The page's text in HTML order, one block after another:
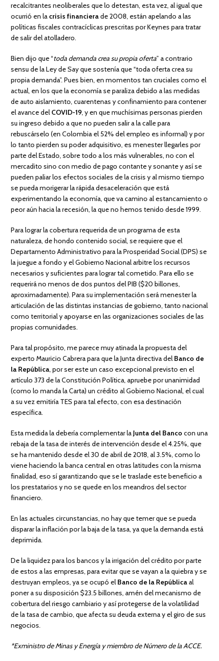
recalcitrantes neoliberales que lo detestan, esta vez, al igual que
ocurrió en la crisis financierade 2008, están apelando a las
políticas fiscales contracíclicas prescritas por Keynes para tratar
de salir del atolladero.
Bien dijo que “toda demanda crea su propia oferta” a contrario
sensu de la Ley de Say que sostenía que “toda oferta crea su
propia demanda”. Pues bien, en momentos tan cruciales como el
actual, en los que la economía se paraliza debido a las medidas
de auto aislamiento, cuarentenas y confinamiento para contener
el avance del COVID-19, y en que muchísimas personas pierden
su ingreso debido a que no pueden salir a la calle para
rebuscárselo (en Colombia el 52% del empleo es informal) y por
lo tanto pierden su poder adquisitivo, es menester llegarles por
parte del Estado, sobre todo a los más vulnerables, no con el
mercadito sino con medio de pago contante y sonante y así se
pueden paliar los efectos sociales de la crisis y al mismo tiempo
se pueda morigerar la rápida desaceleración que está
experimentando la economía, que va camino al estancamiento o
peor aún hacia la recesión, la que no hemos tenido desde 1999.
Para lograr la cobertura requerida de un programa de esta
naturaleza, de hondo contenido social, se requiere que el
Departamento Administrativo para la Prosperidad Social (DPS) se
la juegue a fondo y el Gobierno Nacional arbitre los recursos
necesarios y suficientes para lograr tal cometido. Para ello se
requerirá no menos de dos puntos del PIB ($20 billones,
aproximadamente). Para su implementación será menester la
articulación de las distintas instancias de gobierno, tanto nacional
como territorial y apoyarse en las organizaciones sociales de las
propias comunidades.
Para tal propósito, me parece muy atinada la propuesta del
experto Mauricio Cabrera para que la Junta directiva del Banco de
la República, por ser este un caso excepcional previsto en el
artículo 373 de la Constitución Política, apruebe por unanimidad
(como lo manda la Carta) un crédito al Gobierno Nacional, el cual
a su vez emitiría TES para tal efecto, con esa destinación
específica.
Esta medida la debería complementar la Junta del Banco con una
rebaja de la tasa de interés de intervención desde el 4.25%, que
se ha mantenido desde el 30 de abril de 2018, al 3.5%, como lo
viene haciendo la banca central en otras latitudes con la misma
finalidad, eso sí garantizando que se le traslade este beneficio a
los prestatarios y no se quede en los meandros del sector
financiero.
En las actuales circunstancias, no hay que temer que se pueda
disparar la inflación por la baja de la tasa, ya que la demanda está
deprimida.
De la liquidez para los bancos y la irrigación del crédito por parte
de estos a las empresas, para evitar que se vayan a la quiebra y se
destruyan empleos, ya se ocupó el Banco de la Repúblicaal
poner a su disposición $23.5 billones, amén del mecanismo de
cobertura del riesgo cambiario y así protegerse de la volatilidad
de la tasa de cambio, que afecta su deuda externa y el giro de sus
negocios.
*Exministro de Minas y Energía y miembro de Número de la ACCE.